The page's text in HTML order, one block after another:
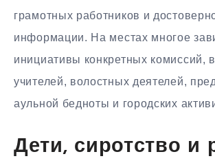
грамотных работников и
информации. На местах многое
инициативы конкретных комиссий,
учителей, волостных деятелей,
аульной бедноты и городских
Дети, сиротство и